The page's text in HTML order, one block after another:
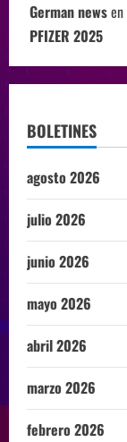
German newsen
PFIZER 2025
BOLETINES
agosto 2026
julio 2026
junio 2026
mayo 2026
abril 2026
marzo 2026
febrero 2026